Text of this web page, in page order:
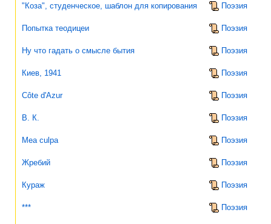
"Коза", студенческое, шаблон для копирования Поэзия
Попытка теодицеи Поэзия
Ну что гадать о смысле бытия Поэзия
Киев, 1941 Поэзия
Côte d'Azur Поэзия
В. К. Поэзия
Mea culpa Поэзия
Жребий Поэзия
Кураж Поэзия
*** Поэзия